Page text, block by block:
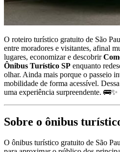
O roteiro turístico gratuito de São
entre moradores e visitantes, afinal
lugares, economizar e descobrir
Ônibus Turístico SP enquanto
olhar. Ainda mais porque o passeio
mobilidade de forma acessível.
uma experiência surpreendente. 🚌✨
Sobre o ônibus
O ônibus turístico gratuito de São